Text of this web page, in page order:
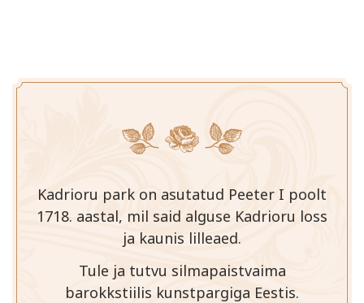
Kadrioru park on asutatud Peeter I poolt
1718. aastal, mil said alguse Kadrioru loss
ja kaunis lilleaed.
Tule ja tutvu silmapaistvaima
barokkstiilis kunstpargiga Eestis.